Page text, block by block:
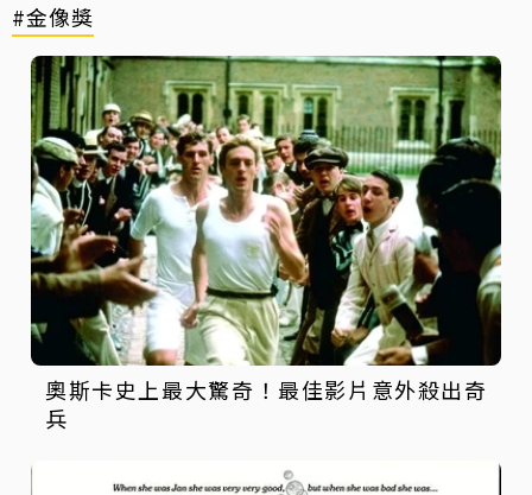
#金像獎
奧斯卡史上最大驚奇！最佳影片意外殺出奇
兵